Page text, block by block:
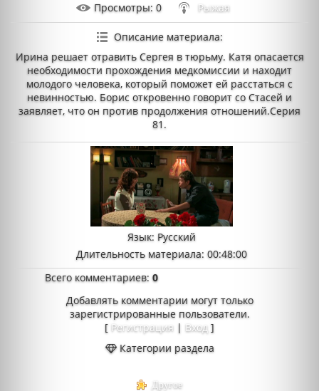
Просмотры: 0 Рыжая
Описание материала:
Ирина решает отравить Сергея в тюрьму. Катя опасается
необходимости прохождения медкомиссии и находит
молодого человека, который поможет ей расстаться с
невинностью. Борис откровенно говорит со Стасей и
заявляет, что он против продолжения отношений.Серия
81.
Язык: Русский
Длительность материала: 00:48:00
Всего комментариев:0
Добавлять комментарии могут только
зарегистрированные пользователи.
[ Регистрация | Вход ]
Категории раздела
Другое